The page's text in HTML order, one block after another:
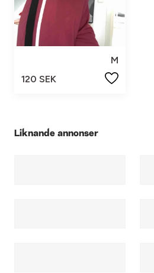
M
120 SEK
Liknande annonser